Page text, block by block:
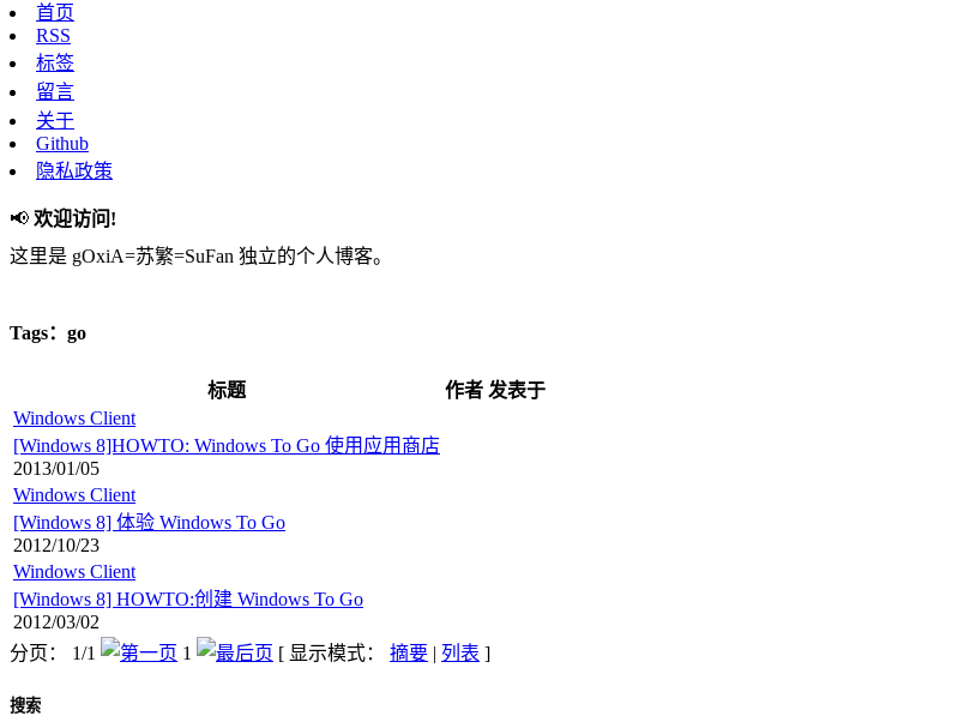
首页
RSS
标签
留言
关于
Github
隐私政策
📢 欢迎访问!
这里是 gOxiA=苏繁=SuFan 独立的个人博客。
Tags：go
标题 作者 发表于
Windows Client
[Windows 8]HOWTO: Windows To Go 使用应用商店
2013/01/05
Windows Client
[Windows 8] 体验 Windows To Go
2012/10/23
Windows Client
[Windows 8] HOWTO:创建 Windows To Go
2012/03/02
分页： 1/1
1 [ 显示模式： 摘要 | 列表 ]
搜索